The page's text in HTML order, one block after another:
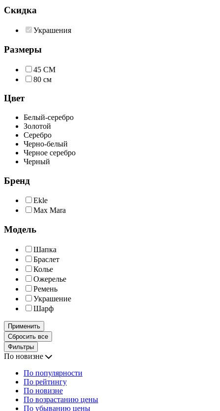
Скидка
Украшения
Размеры
45 СМ
80 см
Цвет
Белый-серебро
Золотой
Серебро
Черно-белый
Черное серебро
Черный
Бренд
Ekle
Max Mara
Модель
Шапка
Браслет
Колье
Ожерелье
Ремень
Украшение
Шарф
Применить
Сбросить все
Фильтры
По новизне
По популярности
По рейтингу
По новизне
По возрастанию цены
По убыванию цены